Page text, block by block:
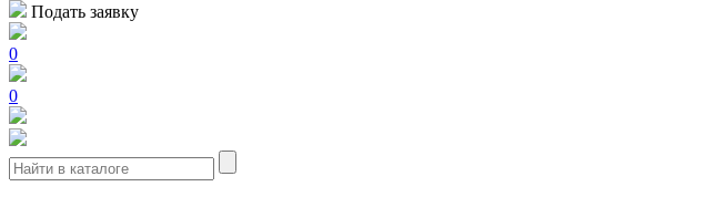
Подать заявку
0
0